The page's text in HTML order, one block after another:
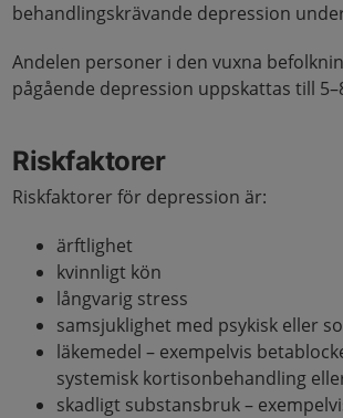
behandlingskrävande depression
Andelen personer i den vuxna
pågående depression uppskattas till
Riskfaktorer
Riskfaktorer för depression är:
ärftlighet
kvinnligt kön
långvarig stress
samsjuklighet med psykisk eller
läkemedel – exempelvis
systemisk kortisonbehandling
skadligt substansbruk –